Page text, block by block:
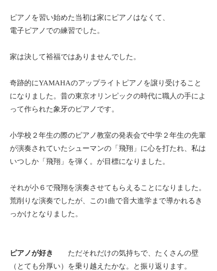
ピアノを習い始めた当初は家にピアノはなくて、
電子ピアノでの練習でした。
家は決して裕福ではありませんでした。
奇跡的にYAMAHAのアップライトピアノを譲り受けること
になりました。昔の東京オリンピックの時代に職人の手によ
って作られた象牙のピアノです。
小学校２年生の際のピアノ教室の発表会で中学２年生の先輩
が演奏されていたシューマンの「飛翔」に心を打たれ、私は
いつしか「飛翔」を弾く。が目標になりました。
それが小６で飛翔を演奏させてもらえることになりました。
荒削りな演奏でしたが、この1曲で音大進学まで導かれるき
っかけとなりました。
ピアノが好き
ただそれだけの気持ちで、たくさんの壁
（とても分厚い）を乗り越えたかな。と振り返ります。